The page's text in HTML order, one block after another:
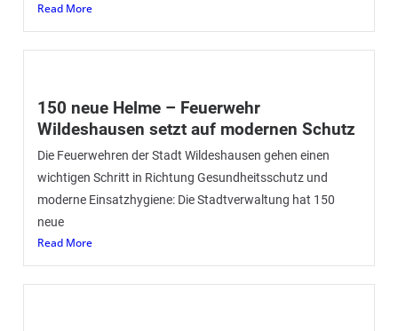
Read More
150 neue Helme – Feuerwehr
Wildeshausen setzt auf modernen Schutz
Die Feuerwehren der Stadt Wildeshausen gehen einen
wichtigen Schritt in Richtung Gesundheitsschutz und
moderne Einsatzhygiene: Die Stadtverwaltung hat 150
neue
Read More